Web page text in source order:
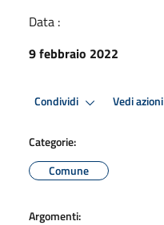
Data :
9 febbraio 2022
Condividi Vedi azioni
Categorie:
Comune
Argomenti: